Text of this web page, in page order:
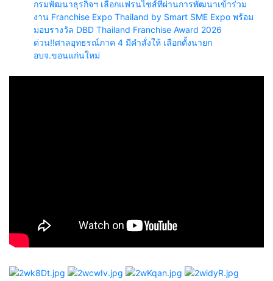
กรมพัฒนาธุรกิจฯ เลือกแฟรนไชส์ที่ผ่านการพัฒนาเข้าร่วม
งาน Franchise Expo Thailand by Smart SME Expo พร้อม
มอบรางวัล DBD Thailand Franchise Award 2026
ด่วน!!ศาลอุทธรณ์ภาค 4 มีคำสั่งให้ เลือกตั้งนายก
อบจ.ขอนแก่นใหม่